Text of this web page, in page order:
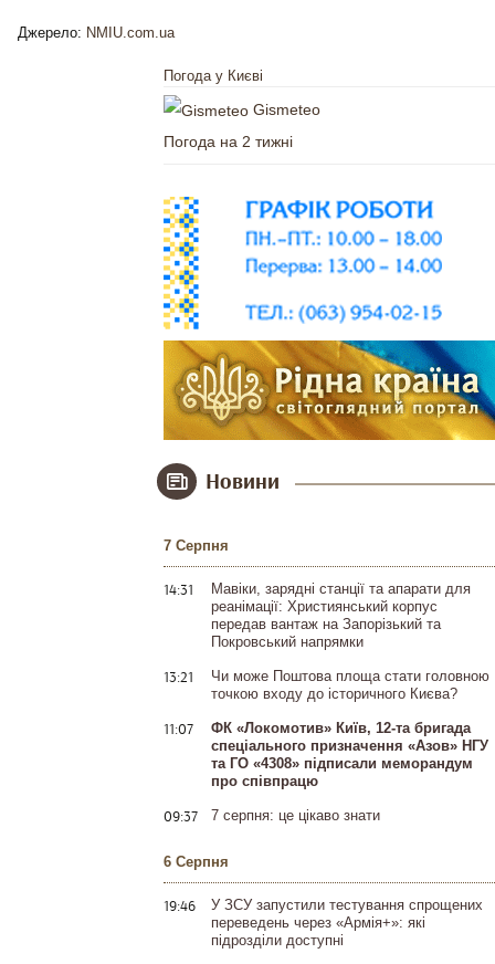
Джерело: NMIU.com.ua
Погода у Києві
Gismeteo
Погода на 2 тижні
Новини
7 Серпня
14:31
Мавіки, зарядні станції та апарати для
реанімації: Християнський корпус
передав вантаж на Запорізький та
Покровський напрямки
13:21
Чи може Поштова площа стати головною
точкою входу до історичного Києва?
11:07
ФК «Локомотив» Київ, 12-та бригада
спеціального призначення «Азов» НГУ
та ГО «4308» підписали меморандум
про співпрацю
09:37 7 серпня: це цікаво знати
6 Серпня
19:46
У ЗСУ запустили тестування спрощених
переведень через «Армія+»: які
підрозділи доступні